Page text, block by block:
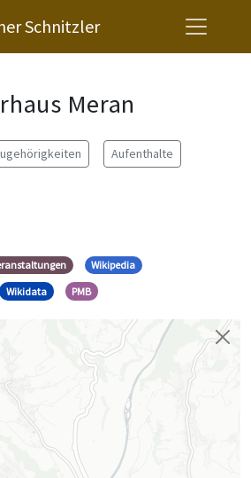
Schnitzler
Meran
Aufenthalte
Wikipedia
Wikidata
PMB